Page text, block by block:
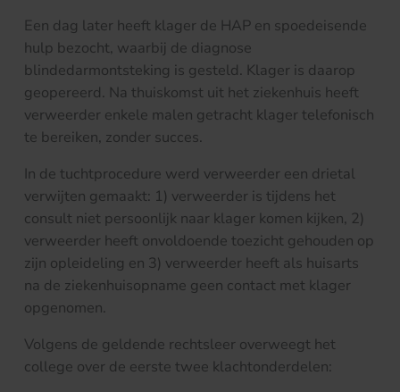
Een dag later heeft klager de HAP en spoedeisende
hulp bezocht, waarbij de diagnose
blindedarmontsteking is gesteld. Klager is daarop
geopereerd. Na thuiskomst uit het ziekenhuis heeft
verweerder enkele malen getracht klager telefonisch
te bereiken, zonder succes.
In de tuchtprocedure werd verweerder een drietal
verwijten gemaakt: 1) verweerder is tijdens het
consult niet persoonlijk naar klager komen kijken, 2)
verweerder heeft onvoldoende toezicht gehouden op
zijn opleideling en 3) verweerder heeft als huisarts
na de ziekenhuisopname geen contact met klager
opgenomen.
Volgens de geldende rechtsleer overweegt het
college over de eerste twee klachtonderdelen: